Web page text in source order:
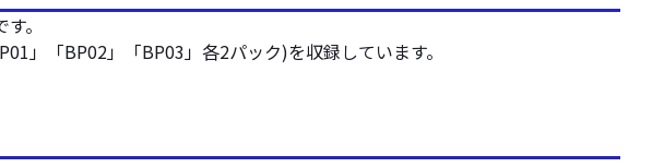
。
」「BP02」「BP03」各2パック)を収録しています。